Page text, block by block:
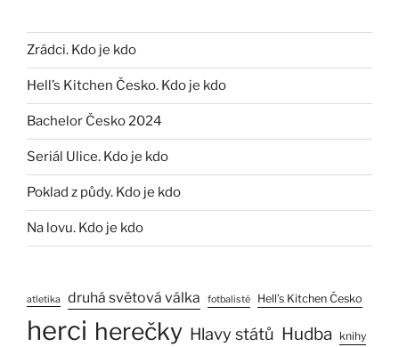
Zrádci. Kdo je kdo
Hell’s Kitchen Česko. Kdo je kdo
Bachelor Česko 2024
Seriál Ulice. Kdo je kdo
Poklad z půdy. Kdo je kdo
Na lovu. Kdo je kdo
atletika druhá světová válka fotbalisté Hell’s Kitchen Česko
herci herečky Hlavy států Hudba knihy